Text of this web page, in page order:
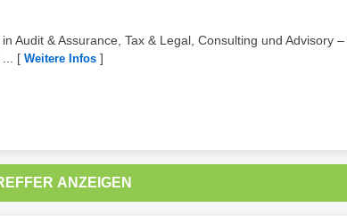
Audit & Assurance, Tax & Legal, Consulting und Advisory
[ Weitere Infos ]
ANZEIGEN